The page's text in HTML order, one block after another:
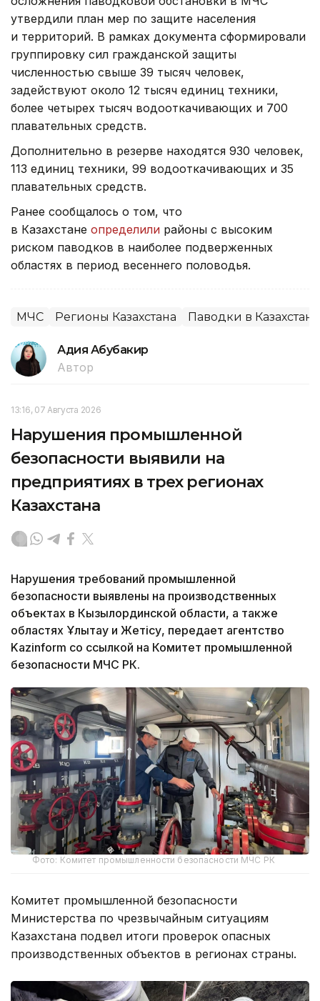
утвердили план мер по защите населения
и территорий. В рамках документа сформировали
группировку сил гражданской защиты
численностью свыше 39 тысяч человек,
задействуют около 12 тысяч единиц техники,
более четырех тысяч водооткачивающих и 700
плавательных средств.
Дополнительно в резерве находятся 930 человек,
113 единиц техники, 99 водооткачивающих и 35
плавательных средств.
Ранее сообщалось о том, что
в Казахстане определили районы с высоким
риском паводков в наиболее подверженных
областях в период весеннего половодья.
МЧС Регионы Казахстана Паводки в Казахстане
Адия Абубакир
Автор
13:16, 07 Августа 2026
Нарушения промышленной
безопасности выявили на
предприятиях в трех регионах
Казахстана
Нарушения требований промышленной
безопасности выявлены на производственных
объектах в Кызылординской области, а также
областях Ұлытау и Жетісу, передает агентство
Kazinform со ссылкой на Комитет промышленной
безопасности МЧС РК.
Фото: Комитет промышленности безопасности МЧС РК
Комитет промышленной безопасности
Министерства по чрезвычайным ситуациям
Казахстана подвел итоги проверок опасных
производственных объектов в регионах страны.